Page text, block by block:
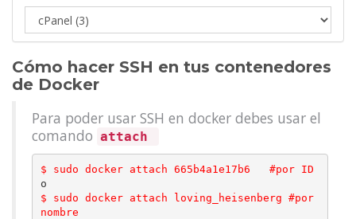
Cómo hacer SSH en tus contenedores
de Docker
Para poder usar SSH en docker debes usar el
comando attach
$ sudo docker attach 665b4a1e17b6 #por ID
$ sudo docker attach loving_heisenberg #por
nombre